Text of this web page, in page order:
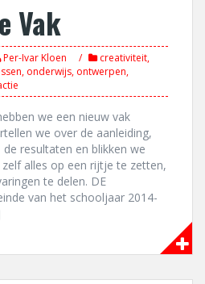
Vak
Per-Ivar Kloen creativiteit,
, onderwijs, ontwerpen,
we een nieuw vak
we over de aanleiding,
resultaten en blikken we
alles op een rijtje te zetten,
te delen. DE
van het schooljaar 2014-